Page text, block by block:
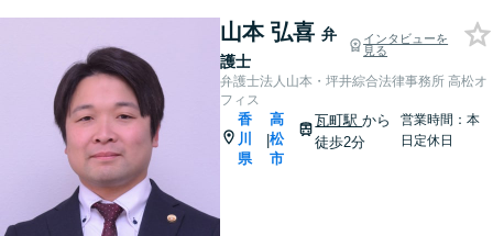
山本 弘喜 弁
護士
インタビューを
見る
弁護士法人山本・坪井綜合法律事務所 高松オ
フィス
香
川
県
|
高
松
市
瓦町駅から
徒歩2分
営業時間：本
日定休日